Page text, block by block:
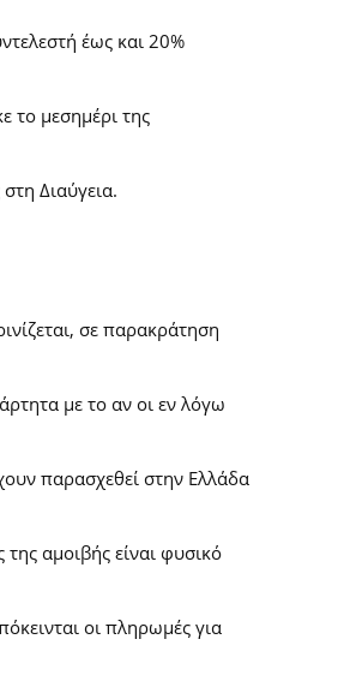
έως και 20%
το μεσημέρι της
Διαύγεια.
σε παρακράτηση
με το αν οι εν λόγω
παρασχεθεί στην Ελλάδα
της αμοιβής είναι φυσικό
οι πληρωμές για